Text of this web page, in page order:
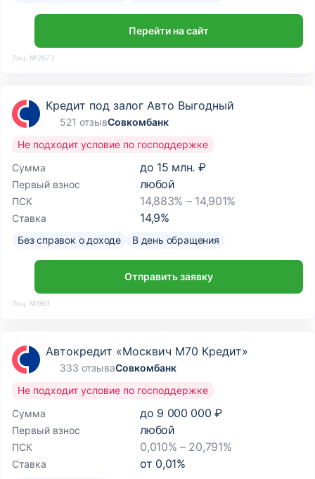
Перейти на сайт
Лиц. №2673
Кредит под залог Авто Выгодный
521 отзывСовкомбанк
Сумма до 15 млн. ₽
Первый взнос любой
ПСК 14,883% – 14,901%
Ставка 14,9%
Не подходит условие по господдержке
Без справок о доходе В день обращения
Отправить заявку
Лиц. №963
Автокредит «Москвич М70 Кредит»
333 отзываСовкомбанк
Сумма до 9 000 000 ₽
Первый взнос любой
ПСК 0,010% – 20,791%
Ставка от 0,01%
Не подходит условие по господдержке